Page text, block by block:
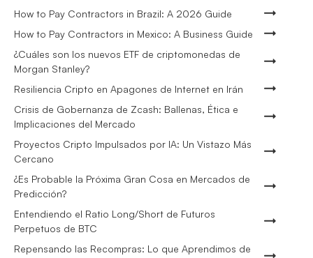
How to Pay Contractors in Brazil: A 2026 Guide
How to Pay Contractors in Mexico: A Business Guide
¿Cuáles son los nuevos ETF de criptomonedas de
Morgan Stanley?
Resiliencia Cripto en Apagones de Internet en Irán
Crisis de Gobernanza de Zcash: Ballenas, Ética e
Implicaciones del Mercado
Proyectos Cripto Impulsados por IA: Un Vistazo Más
Cercano
¿Es Probable la Próxima Gran Cosa en Mercados de
Predicción?
Entendiendo el Ratio Long/Short de Futuros
Perpetuos de BTC
Repensando las Recompras: Lo que Aprendimos de